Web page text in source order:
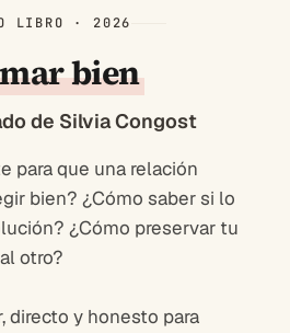
LIBRO · 2026
bien
de Silvia Congost
para que una relación
bien? ¿Cómo saber si lo
¿Cómo preservar tu
otro?
directo y honesto para